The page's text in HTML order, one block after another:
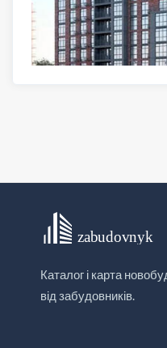
Каталог і карта
від забудовників.